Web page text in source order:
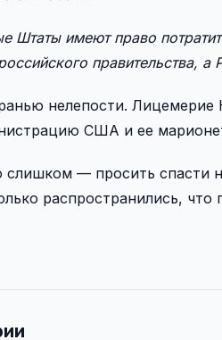
Штаты имеют право
правительства,
нелепости.
США и ее
слишком — просить спасти
распространились,